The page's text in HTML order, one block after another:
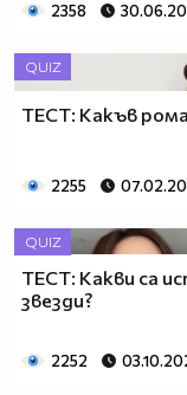
2358
QUIZ
ТЕСТ: Какъв
2255
QUIZ
ТЕСТ: Какви са
звезди?
2252